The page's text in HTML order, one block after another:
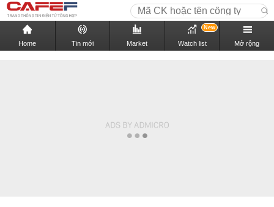
Home Tin mới Market Watch list
New
Mở rộng